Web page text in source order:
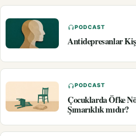
PODCAST
Antidepresanlar
PODCAST
Çocuklarda Öfke
Şımarıklık mıdır?